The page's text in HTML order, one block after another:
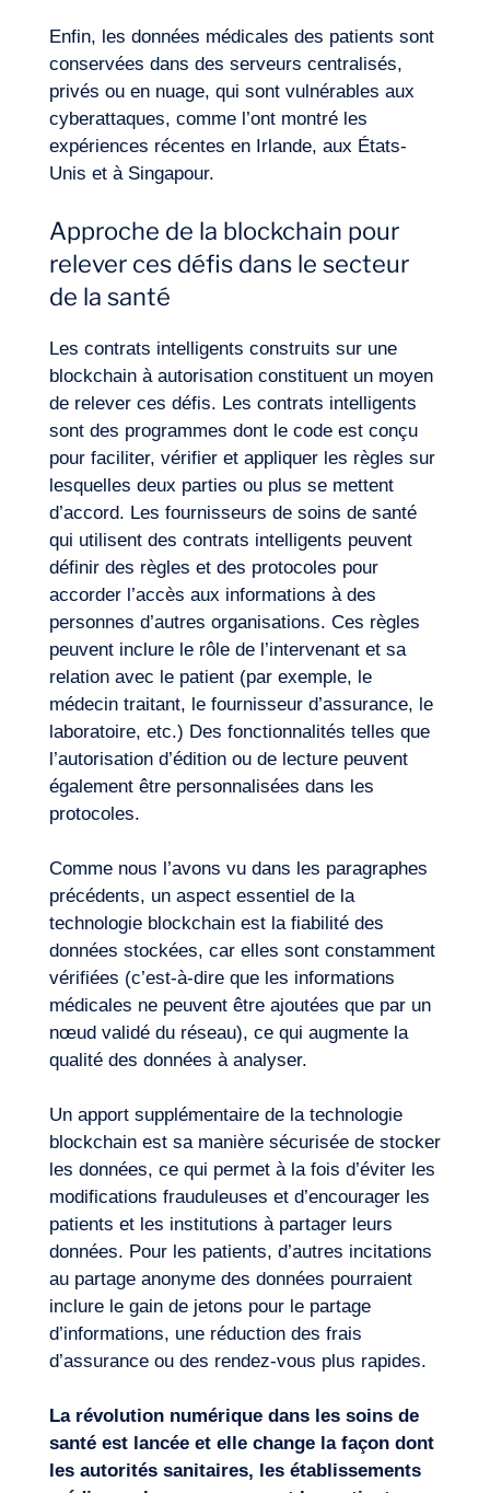
Enfin, les données médicales des patients sont
conservées dans des serveurs centralisés,
privés ou en nuage, qui sont vulnérables aux
cyberattaques, comme l’ont montré les
expériences récentes en Irlande, aux États-
Unis et à Singapour.
Approche de la blockchain pour
relever ces défis dans le secteur
de la santé
Les contrats intelligents construits sur une
blockchain à autorisation constituent un moyen
de relever ces défis. Les contrats intelligents
sont des programmes dont le code est conçu
pour faciliter, vérifier et appliquer les règles sur
lesquelles deux parties ou plus se mettent
d’accord. Les fournisseurs de soins de santé
qui utilisent des contrats intelligents peuvent
définir des règles et des protocoles pour
accorder l’accès aux informations à des
personnes d’autres organisations. Ces règles
peuvent inclure le rôle de l’intervenant et sa
relation avec le patient (par exemple, le
médecin traitant, le fournisseur d’assurance, le
laboratoire, etc.) Des fonctionnalités telles que
l’autorisation d’édition ou de lecture peuvent
également être personnalisées dans les
protocoles.
Comme nous l’avons vu dans les paragraphes
précédents, un aspect essentiel de la
technologie blockchain est la fiabilité des
données stockées, car elles sont constamment
vérifiées (c’est-à-dire que les informations
médicales ne peuvent être ajoutées que par un
nœud validé du réseau), ce qui augmente la
qualité des données à analyser.
Un apport supplémentaire de la technologie
blockchain est sa manière sécurisée de stocker
les données, ce qui permet à la fois d’éviter les
modifications frauduleuses et d’encourager les
patients et les institutions à partager leurs
données. Pour les patients, d’autres incitations
au partage anonyme des données pourraient
inclure le gain de jetons pour le partage
d’informations, une réduction des frais
d’assurance ou des rendez-vous plus rapides.
La révolution numérique dans les soins de
santé est lancée et elle change la façon dont
les autorités sanitaires, les établissements